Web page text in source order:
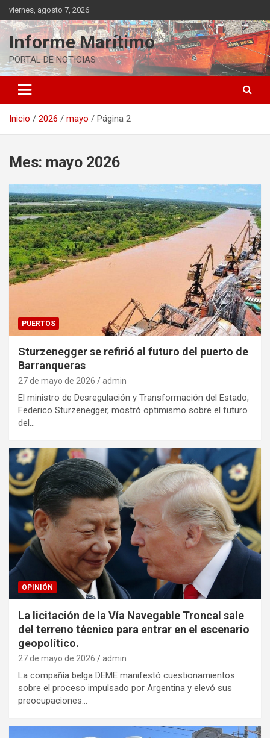
Saltar
al
contenido
viernes, agosto 7, 2026
Informe Marítimo
PORTAL DE NOTICIAS
Inicio 2026 mayo Página 2
Mes: mayo 2026
PUERTOS
Sturzenegger se refirió al futuro del puerto de
Barranqueras
27 de mayo de 2026 admin
El ministro de Desregulación y Transformación del Estado,
Federico Sturzenegger, mostró optimismo sobre el futuro
del…
OPINIÓN
La licitación de la Vía Navegable Troncal sale
del terreno técnico para entrar en el escenario
geopolítico.
27 de mayo de 2026 admin
La compañía belga DEME manifestó cuestionamientos
sobre el proceso impulsado por Argentina y elevó sus
preocupaciones…